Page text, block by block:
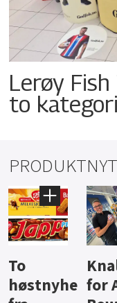
Lerøy
to
Knalltall
for Açai
bli